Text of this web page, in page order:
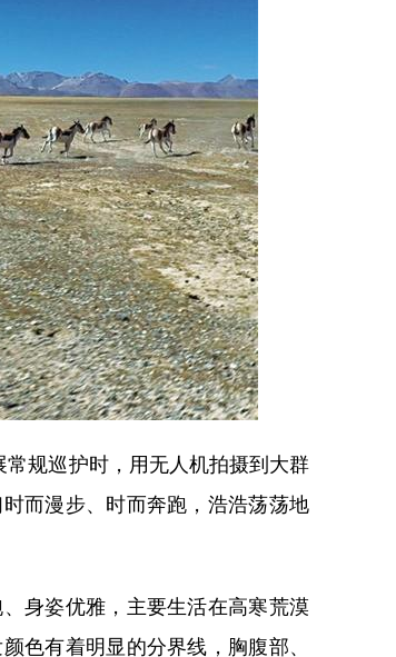
规巡护时，用无人机拍摄到大群
而漫步、时而奔跑，浩浩荡荡地
身姿优雅，主要生活在高寒荒漠
色有着明显的分界线，胸腹部、